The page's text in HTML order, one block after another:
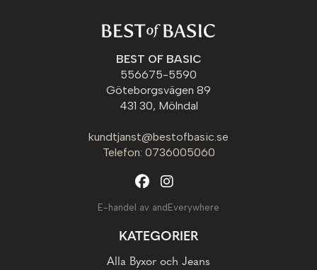
BEST OF BASIC
556675-5590
Göteborgsvägen 89
431 30, Mölndal
kundtjanst@bestofbasic.se
Telefon: 0736005060
E-handel av andEverywhere
KATEGORIER
Alla Byxor och Jeans